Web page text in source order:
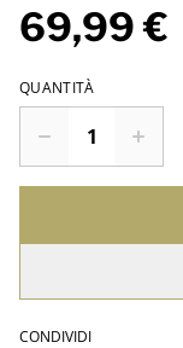
69,99 €
QUANTITÀ
CONDIVIDI